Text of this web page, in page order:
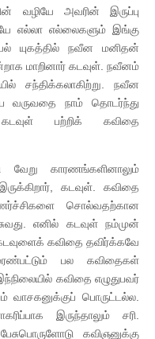
வழியே அவரின் இருப்பு
எல்லா எல்லைகளும் இங்கு
யுகத்தில் நவீன மனிதன்
மாறினார் கடவுள். நவீனம்
சந்திக்கலாகிற்று. நவீன
வருவதை நாம் தொடர்ந்து
கடவுள் பற்றிக் கவிதை
காரணங்களினாலும்
கடவுள். கவிதை
சொல்வதற்கான
எனில் கடவுள் நம்முன்
கவிதை தவிர்க்கவே
பல கவிதைகள்
கவிதை எழுதுபவர்
வாசகனுக்குப் பொருட்டல்ல.
இருந்தாலும் சரி.
கவிஞனுக்கு